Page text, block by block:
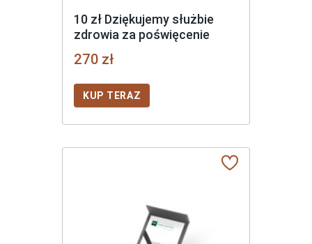
10 zł Dziękujemy służbie
zdrowia za poświęcenie
270 zł
KUP TERAZ